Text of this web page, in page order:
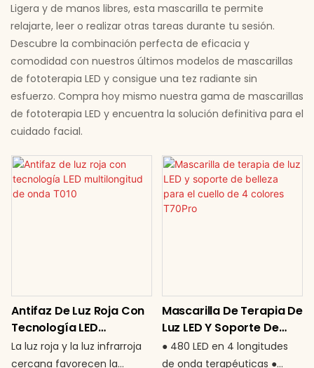
Ligera y de manos libres, esta mascarilla te permite
relajarte, leer o realizar otras tareas durante tu sesión.
Descubre la combinación perfecta de eficacia y
comodidad con nuestros últimos modelos de mascarillas
de fototerapia LED y consigue una tez radiante sin
esfuerzo. Compra hoy mismo nuestra gama de mascarillas
de fototerapia LED y encuentra la solución definitiva para el
cuidado facial.
Antifaz De Luz Roja Con
Tecnología LED
Multilongitud De Onda
T010
La luz roja y la luz infrarroja
cercana favorecen la
Mascarilla De Terapia De
Luz LED Y Soporte De
Belleza Para El Cuello De
4 Colores T70Pro
● 480 LED en 4 longitudes
de onda terapéuticas ●